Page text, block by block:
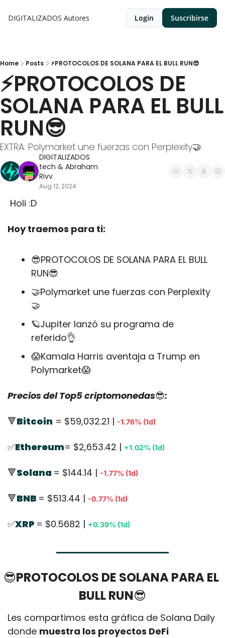
DIGITALIZADOS Autores Login Suscribirse
Home Posts ⚡PROTOCOLOS DE SOLANA PARA EL BULL RUN😎
⚡PROTOCOLOS DE
SOLANA PARA EL BULL
RUN😎
EXTRA: Polymarket une fuerzas con Perplexity🤝
DIGITALIZADOS
tech & Abraham
Rivv
Aug 12, 2024
Holi :D
Hoy traemos para ti:
😎PROTOCOLOS DE SOLANA PARA EL BULL
RUN😎
🤝Polymarket une fuerzas con Perplexity
🤝
🪐Jupiter lanzó su programa de
referido👌
😱Kamala Harris aventaja a Trump en
Polymarket😱
Precios del Top5 criptomonedas😎:
🔻Bitcoin = $59,032.21 | -1.76% (1d)
✅Ethereum= $2,653.42 | +1.02% (1d)
🔻Solana = $144.14 | -1.77% (1d)
🔻BNB = $513.44 | -0.77% (1d)
✅XRP = $0.5682 | +0.39% (1d)
😎PROTOCOLOS DE SOLANA PARA EL
BULL RUN😎
Les compartimos esta gráfica de Solana Daily
donde muestra los proyectos DeFi